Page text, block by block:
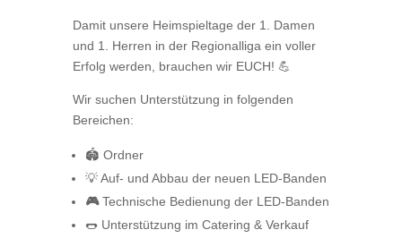
Damit unsere Heimspieltage der 1. Damen
und 1. Herren in der Regionalliga ein voller
Erfolg werden, brauchen wir EUCH! 💪
Wir suchen Unterstützung in folgenden
Bereichen:
🏟️ Ordner
💡 Auf- und Abbau der neuen LED-Banden
🎮Technische Bedienung der LED-Banden
🌭 Unterstützung im Catering & Verkauf